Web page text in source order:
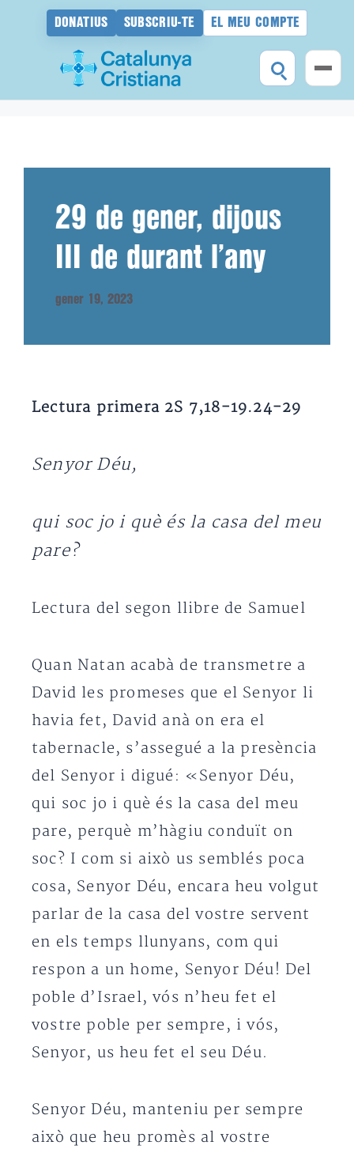
DONATIUS SUBSCRIU-TE EL MEU COMPTE
29 de gener, dijous
III de durant l’any
gener 19, 2023
Lectura primera 2S 7,18-19.24-29
Senyor Déu,
qui soc jo i què és la casa del meu
pare?
Lectura del segon llibre de Samuel
Quan Natan acabà de transmetre a
David les promeses que el Senyor li
havia fet, David anà on era el
tabernacle, s’assegué a la presència
del Senyor i digué: «Senyor Déu,
qui soc jo i què és la casa del meu
pare, perquè m’hàgiu conduït on
soc? I com si això us semblés poca
cosa, Senyor Déu, encara heu volgut
parlar de la casa del vostre servent
en els temps llunyans, com qui
respon a un home, Senyor Déu! Del
poble d’Israel, vós n’heu fet el
vostre poble per sempre, i vós,
Senyor, us heu fet el seu Déu.
Senyor Déu, manteniu per sempre
això que heu promès al vostre